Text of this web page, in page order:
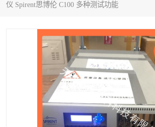
仪 Spirent思博伦 C100 多种测试功能
思博伦Spirent C50
思博伦Spirent C100 思博伦
思博伦Spirent N11U 思博伦
思博伦600B 思博伦
思博伦Spirent SPT-3U 思博伦